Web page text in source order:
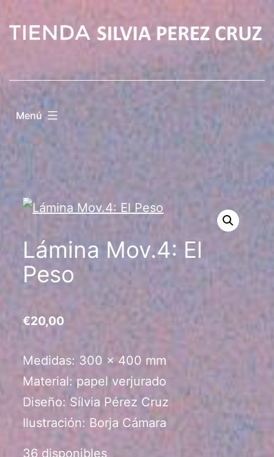
Menú
Lámina Mov.4: El
Peso
€20,00
Medidas: 300 x 400 mm
Material: papel verjurado
Diseño: Sílvia Pérez Cruz
Ilustración: Borja Cámara
36 disponibles